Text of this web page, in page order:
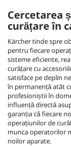
Cercetarea
curățare în
Kärcher tinde spre
pentru fiecare
sisteme eficiente,
curățare cu
satisface pe deplin
în permanență atât
profesioniștii în
influență directă
garanția că fiecare
operațiunilor de
munca operatorilor
noilor aparate.